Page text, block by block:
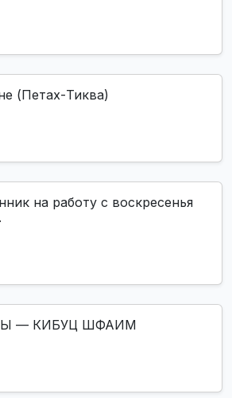
(Петах-Тиква)
на работу с воскресенья
— КИБУЦ ШФАИМ